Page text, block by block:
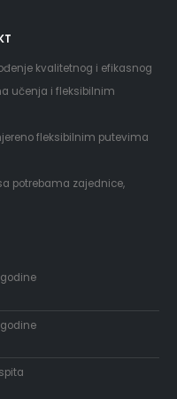
kvalitetnog i efikasnog
učenja i fleksibilnim
fleksibilnim putevima
potrebama zajednice,